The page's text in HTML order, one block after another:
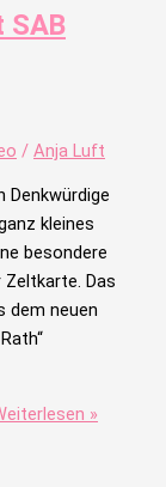
SAB
/ Anja Luft
Denkwürdige
kleines
besondere
Das
dem neuen
»